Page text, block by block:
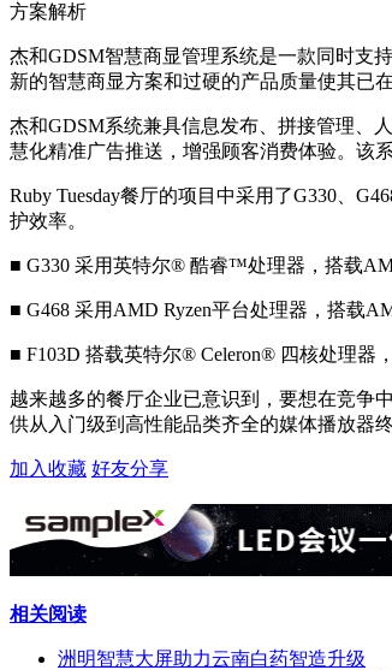
方案解析
杰和GDSM智慧商显管理系统是一款同时支
新的智慧商显方案和过硬的产品质量使其已
杰和GDSM系统兼具信息发布、拼接管理、
慧化精准广告推送，增强顾客消费体验。该
Ruby Tuesday餐厅的项目中采用了G330、
护效率。
■ G330 采用英特尔® 酷睿™处理器，搭载
■ G468 采用AMD Ryzen平台处理器，搭载
■ F103D 搭载英特尔® Celeron® 四核处理器
越来越多的餐厅企业已意识到，要想在竞争
供从入门级到高性能品类齐全的媒体播放器
加入收藏 好友分享
相关阅读
洲明智慧大屏助力云南白药智造升级